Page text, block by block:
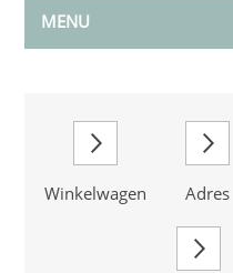
MENU
Winkelwagen Adres